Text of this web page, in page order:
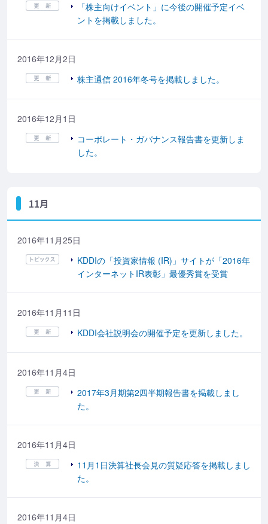
「株主向けイベント」に今後の開催予定イベ
ントを掲載しました。
2016年12月2日
株主通信 2016年冬号を掲載しました。
2016年12月1日
コーポレート・ガバナンス報告書を更新しま
した。
11月
2016年11月25日
KDDIの「投資家情報 (IR)」サイトが「2016年
インターネットIR表彰」最優秀賞を受賞
2016年11月11日
KDDI会社説明会の開催予定を更新しました。
2016年11月4日
2017年3月期第2四半期報告書を掲載しまし
た。
2016年11月4日
11月1日決算社長会見の質疑応答を掲載しまし
た。
2016年11月4日